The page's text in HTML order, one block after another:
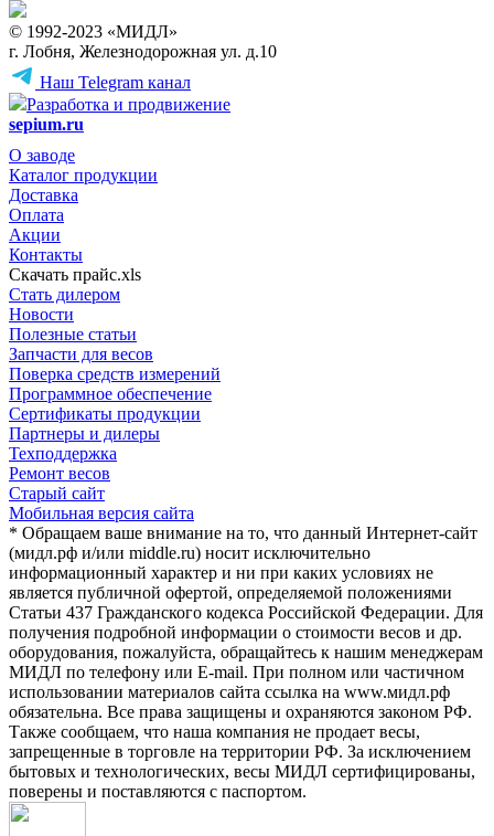
© 1992-2023 «МИДЛ»
г. Лобня, Железнодорожная ул. д.10
Наш Telegram канал
Разработка и продвижение
sepium.ru
О заводе
Каталог продукции
Доставка
Оплата
Акции
Контакты
Скачать прайс.xls
Стать дилером
Новости
Полезные статьи
Запчасти для весов
Поверка средств измерений
Программное обеспечение
Сертификаты продукции
Партнеры и дилеры
Техподдержка
Ремонт весов
Старый сайт
Мобильная версия сайта
* Обращаем ваше внимание на то, что данный Интернет-сайт
(мидл.рф и/или middle.ru) носит исключительно
информационный характер и ни при каких условиях не
является публичной офертой, определяемой положениями
Статьи 437 Гражданского кодекса Российской Федерации. Для
получения подробной информации о стоимости весов и др.
оборудования, пожалуйста, обращайтесь к нашим менеджерам
МИДЛ по телефону или E-mail. При полном или частичном
использовании материалов сайта ссылка на www.мидл.рф
обязательна. Все права защищены и охраняются законом РФ.
Также сообщаем, что наша компания не продает весы,
запрещенные в торговле на территории РФ. За исключением
бытовых и технологических, весы МИДЛ сертифицированы,
поверены и поставляются с паспортом.